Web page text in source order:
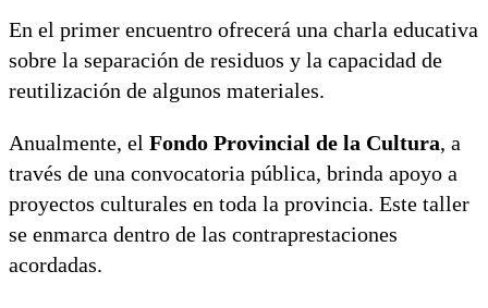
En el primer encuentro ofrecerá una charla educativa
sobre la separación de residuos y la capacidad de
reutilización de algunos materiales.
Anualmente, el Fondo Provincial de la Cultura, a
través de una convocatoria pública, brinda apoyo a
proyectos culturales en toda la provincia. Este taller
se enmarca dentro de las contraprestaciones
acordadas.